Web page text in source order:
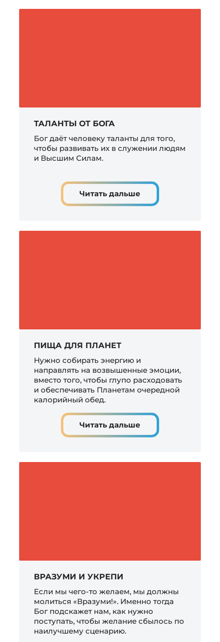
ТАЛАНТЫ ОТ БОГА
Бог даёт человеку таланты для того,
чтобы развивать их в служении людям
и Высшим Силам.
Читать дальше
ПИЩА ДЛЯ ПЛАНЕТ
Нужно собирать энергию и
направлять на возвышенные эмоции,
вместо того, чтобы глупо расходовать
и обеспечивать Планетам очередной
калорийный обед.
Читать дальше
ВРАЗУМИ И УКРЕПИ
Если мы чего-то желаем, мы должны
молиться «Вразуми!». Именно тогда
Бог подскажет нам, как нужно
поступать, чтобы желание сбылось по
наилучшему сценарию.